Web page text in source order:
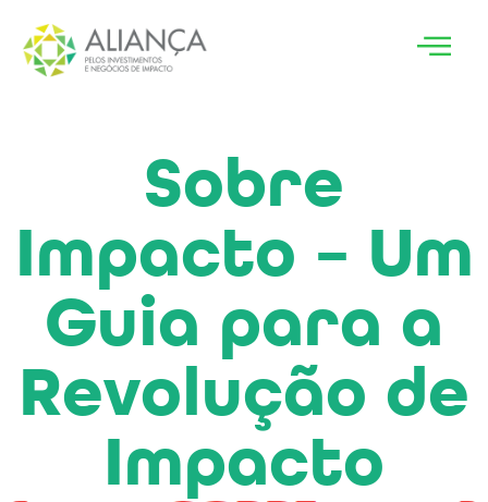
Sobre
Impacto – Um
Guia para a
Revolução de
Impacto